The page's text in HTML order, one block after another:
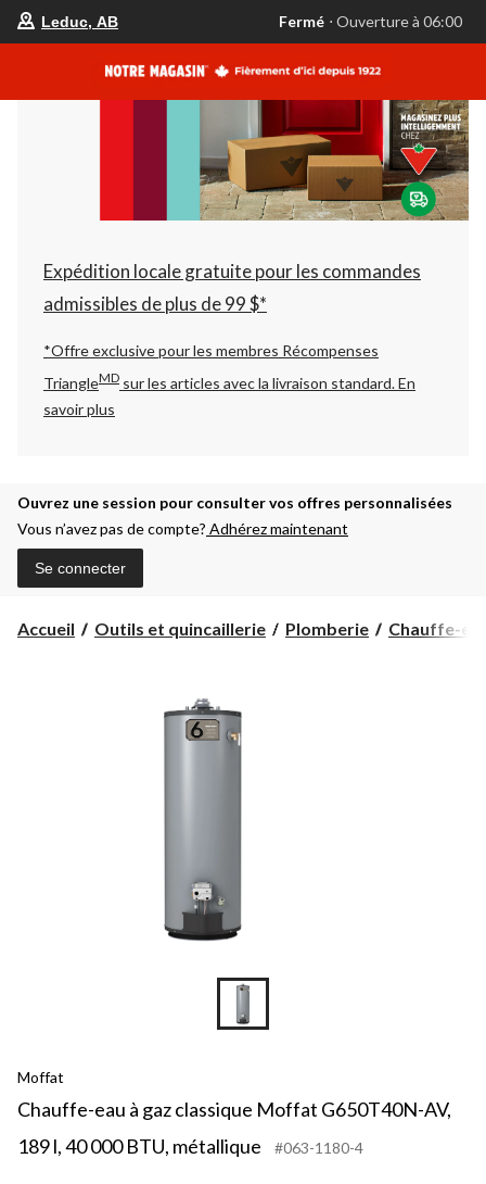
votre
est
AB,
Fermé,
Ouverture
à
06:00
changer
Leduc, AB Fermé ⋅ Ouverture à 06:00
Expédition locale gratuite pour les commandes
admissibles de plus de 99 $*
*Offre exclusive pour les membres Récompenses
TriangleMD sur les articles avec la livraison standard.En
savoir plus
Ouvrez une session pour consulter vos offres personnalisées
Vous n’avez pas de compte? Adhérez maintenant
Se connecter
Accueil Outils et quincaillerie Plomberie Chauffe-
Moffat
Chauffe-eau à gaz classique Moffat G650T40N-AV,
189 l, 40 000 BTU, métallique
#063-1180-4